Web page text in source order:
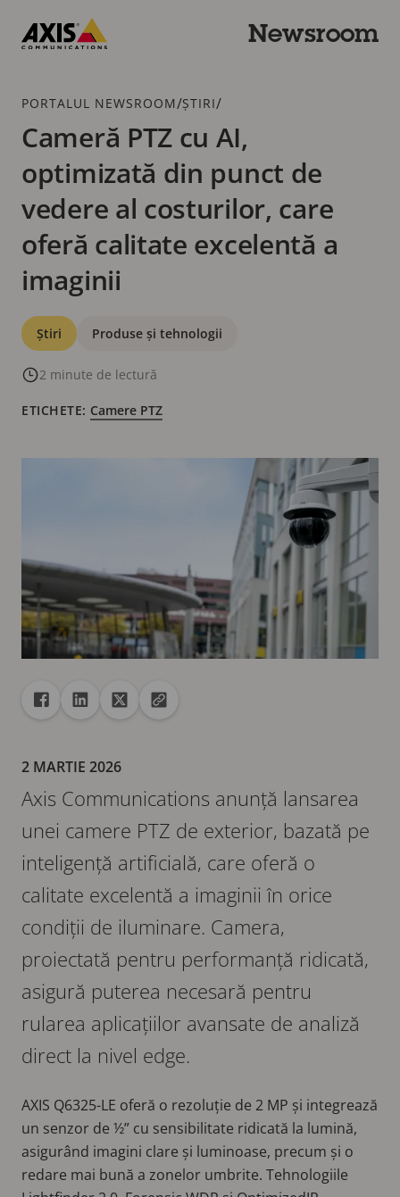
conținutul
Newsroom
Urme
PORTALUL NEWSROOM/ȘTIRI/
Cameră PTZ cu AI,
optimizată din punct de
vedere al costurilor, care
oferă calitate excelentă a
imaginii
Categorii
Știri Produse și tehnologii
2 minute de lectură
ETICHETE: Camere PTZ
Distribuire
Distribuire pe Facebook
Distribuire pe Linkedin
Distribuire pe X
Copiați adresa URL pe clipboard
2 MARTIE 2026
Axis Communications anunță lansarea
unei camere PTZ de exterior, bazată pe
inteligență artificială, care oferă o
calitate excelentă a imaginii în orice
condiții de iluminare. Camera,
proiectată pentru performanță ridicată,
asigură puterea necesară pentru
rularea aplicațiilor avansate de analiză
direct la nivel edge.
AXIS Q6325-LE oferă o rezoluție de 2 MP și integrează
un senzor de ½” cu sensibilitate ridicată la lumină,
asigurând imagini clare și luminoase, precum și o
redare mai bună a zonelor umbrite. Tehnologiile